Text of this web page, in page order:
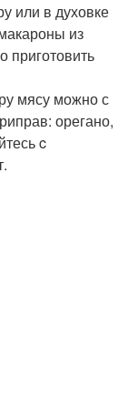
или в духовке
из
приготовить
мясу можно с
орегано,
c